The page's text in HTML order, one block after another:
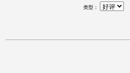
类型：